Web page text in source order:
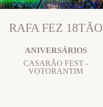
RAFA FEZ 18TÃO
ANIVERSÁRIOS
CASARÃO FEST -
VOTORANTIM